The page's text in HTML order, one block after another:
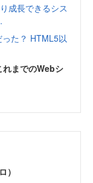
成長できるシス
た？ HTML5以
までのWebシ
）